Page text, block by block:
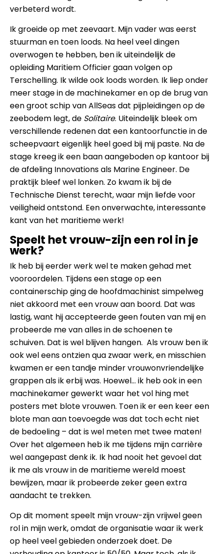
verbeterd wordt.
Ik groeide op met zeevaart. Mijn vader was eerst
stuurman en toen loods. Na heel veel dingen
overwogen te hebben, ben ik uiteindelijk de
opleiding Maritiem Officier gaan volgen op
Terschelling. Ik wilde ook loods worden. Ik liep onder
meer stage in de machinekamer en op de brug van
een groot schip van AllSeas dat pijpleidingen op de
zeebodem legt, de Solitaire. Uiteindelijk bleek om
verschillende redenen dat een kantoorfunctie in de
scheepvaart eigenlijk heel goed bij mij paste. Na de
stage kreeg ik een baan aangeboden op kantoor bij
de afdeling Innovations als Marine Engineer. De
praktijk bleef wel lonken. Zo kwam ik bij de
Technische Dienst terecht, waar mijn liefde voor
veiligheid ontstond. Een onverwachte, interessante
kant van het maritieme werk!
Speelt het vrouw-zijn een rol in je
werk?
Ik heb bij eerder werk wel te maken gehad met
vooroordelen. Tijdens een stage op een
containerschip ging de hoofdmachinist simpelweg
niet akkoord met een vrouw aan boord. Dat was
lastig, want hij accepteerde geen fouten van mij en
probeerde me van alles in de schoenen te
schuiven. Dat is wel blijven hangen. Als vrouw ben ik
ook wel eens ontzien qua zwaar werk, en misschien
kwamen er een tandje minder vrouwonvriendelijke
grappen als ik erbij was. Hoewel… ik heb ook in een
machinekamer gewerkt waar het vol hing met
posters met blote vrouwen. Toen ik er een keer een
blote man aan toevoegde was dat toch echt niet
de bedoeling – dat is wel meten met twee maten!
Over het algemeen heb ik me tijdens mijn carrière
wel aangepast denk ik. Ik had nooit het gevoel dat
ik me als vrouw in de maritieme wereld moest
bewijzen, maar ik probeerde zeker geen extra
aandacht te trekken.
Op dit moment speelt mijn vrouw-zijn vrijwel geen
rol in mijn werk, omdat de organisatie waar ik werk
op heel veel gebieden onderzoek doet. De